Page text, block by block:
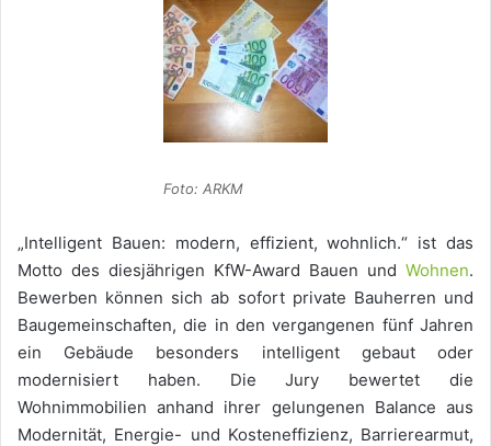
Foto: ARKM
„Intelligent Bauen: modern, effizient, wohnlich.“ ist das
Motto des diesjährigen KfW-Award Bauen und Wohnen.
Bewerben können sich ab sofort private Bauherren und
Baugemeinschaften, die in den vergangenen fünf Jahren
ein Gebäude besonders intelligent gebaut oder
modernisiert haben. Die Jury bewertet die
Wohnimmobilien anhand ihrer gelungenen Balance aus
Modernität, Energie- und Kosteneffizienz, Barrierearmut,